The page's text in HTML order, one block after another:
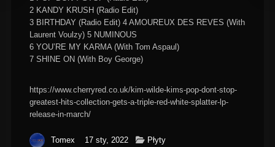
2 KANDY KRUSH (Radio Edit)
3 BIRTHDAY (Radio Edit) 4 AMOUREUX DES REVES (With
Laurent Voulzy) 5 NUMINOUS
6 YOU’RE MY KARMA (With Tom Aspaul)
7 SHINE ON (With Boy George)
https://www.cherryred.co.uk/kim-wilde-kims-pop-dont-stop-
greatest-hits-collection-gets-a-triple-red-white-splatter-lp-
release-in-march/
Tomex 17 sty, 2022 Płyty